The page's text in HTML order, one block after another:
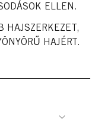
ELLEN.
HAJSZERKEZET,
HAJÉRT.